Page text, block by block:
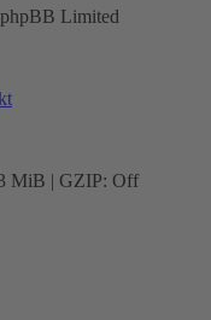
Limited
MiB | GZIP: Off